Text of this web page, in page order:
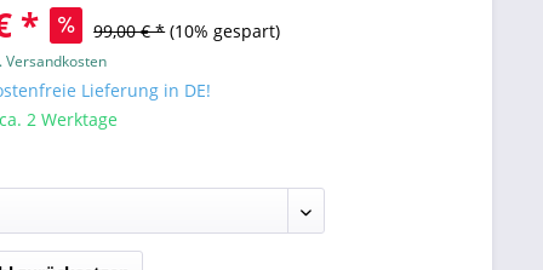
* 99,00 € * (10% gespart)
Versandkosten
Lieferung in DE!
2 Werktage